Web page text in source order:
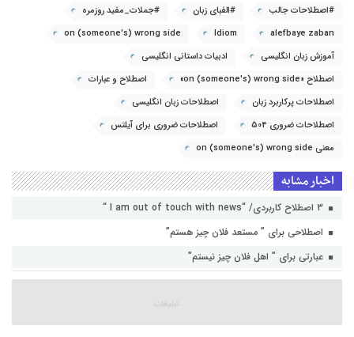
#اصطلاحات جالب #الفبای زبان
#جملات_مفید روزمره
alefbaye zaban
Idiom
on (someone's) wrong side
آموزش زبان انگلیسی
ادبیات داستانی انگلیسی
اصطلاح «on (someone's) wrong side»
اصطلاح و عبارات
اصطلاحات پرکاربرد زبان
اصطلاحات زبان انگلیسی
اصطلاحات ضروری 504
اصطلاحات ضروری برای آیلتس
معنی on (someone's) wrong side
اخبار مشابه
اصطلاحی برای ” مستعد فلان چیز هستم”
عبارتی برای ” اهل فلان چیز نیستم”